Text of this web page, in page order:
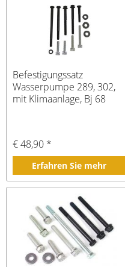
Befestigungssatz
Wasserpumpe 289, 302,
mit Klimaanlage, Bj 68
€ 48,90 *
Erfahren Sie mehr